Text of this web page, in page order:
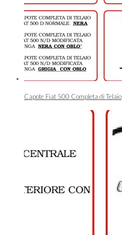
Capote Fiat 500 Completa di Telaio